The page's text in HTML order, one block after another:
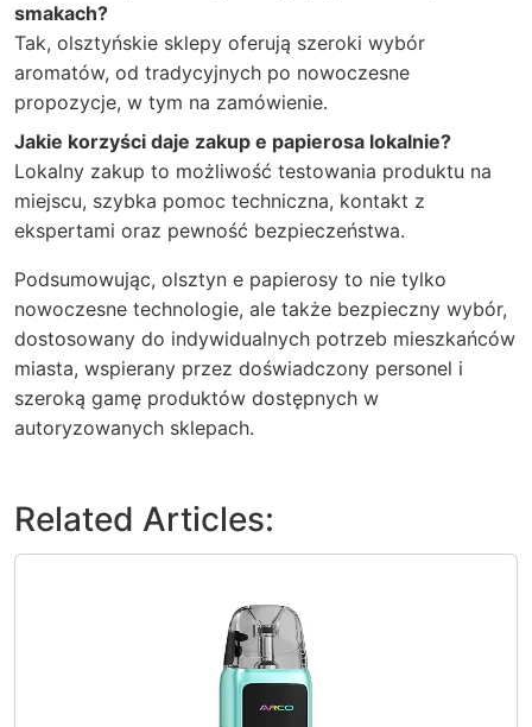
smakach?
Tak, olsztyńskie sklepy oferują szeroki wybór
aromatów, od tradycyjnych po nowoczesne
propozycje, w tym na zamówienie.
Jakie korzyści daje zakup e papierosa lokalnie?
Lokalny zakup to możliwość testowania produktu na
miejscu, szybka pomoc techniczna, kontakt z
ekspertami oraz pewność bezpieczeństwa.
Podsumowując, olsztyn e papierosy to nie tylko
nowoczesne technologie, ale także bezpieczny wybór,
dostosowany do indywidualnych potrzeb mieszkańców
miasta, wspierany przez doświadczony personel i
szeroką gamę produktów dostępnych w
autoryzowanych sklepach.
Related Articles: